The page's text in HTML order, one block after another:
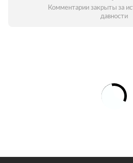
Комментарии закрыты за
давности